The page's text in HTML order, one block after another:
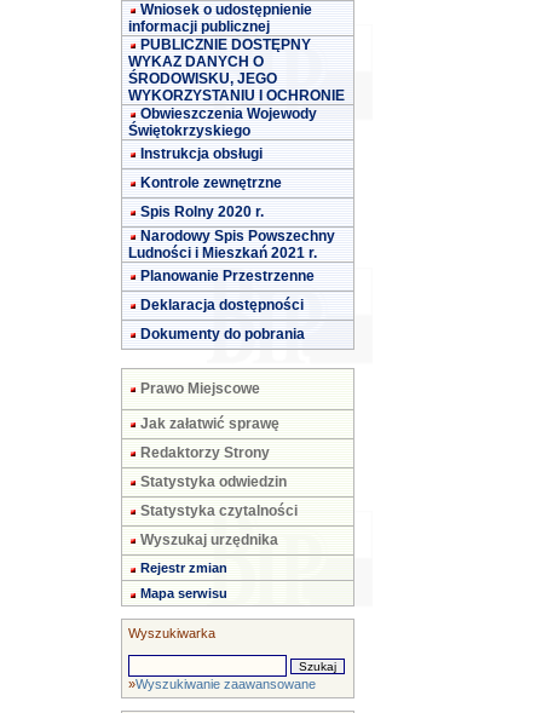
Wniosek o udostępnienie
informacji publicznej
PUBLICZNIE DOSTĘPNY
WYKAZ DANYCH O
ŚRODOWISKU, JEGO
WYKORZYSTANIU I OCHRONIE
Obwieszczenia Wojewody
Świętokrzyskiego
Instrukcja obsługi
Kontrole zewnętrzne
Spis Rolny 2020 r.
Narodowy Spis Powszechny
Ludności i Mieszkań 2021 r.
Planowanie Przestrzenne
Deklaracja dostępności
Dokumenty do pobrania
Prawo Miejscowe
Jak załatwić sprawę
Redaktorzy Strony
Statystyka odwiedzin
Statystyka czytalności
Wyszukaj urzędnika
Rejestr zmian
Mapa serwisu
Wyszukiwarka
»Wyszukiwanie zaawansowane